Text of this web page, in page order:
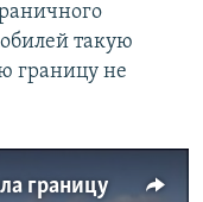
такую
границу не
границу